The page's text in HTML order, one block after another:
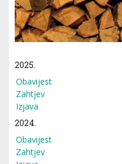
2025.
Obavijest
Zahtjev
Izjava
2024.
Obavijest
Zahtjev